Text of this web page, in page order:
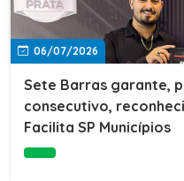
06/07/2026
Sete Barras garante,
consecutivo,
Facilita SP Municípios